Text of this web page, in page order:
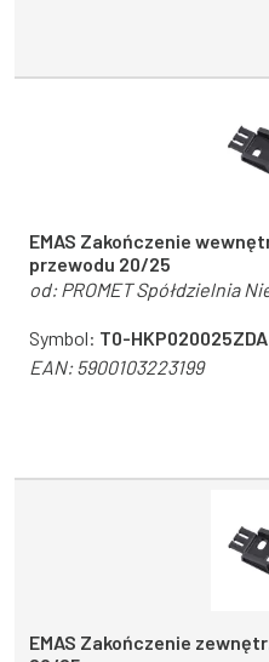
EMAS Zakończenie
przewodu 20/25
od: PROMET Spółdzielnia
Symbol: T0-HKP020025ZDA
EAN:5900103223199
EMAS Zakończenie